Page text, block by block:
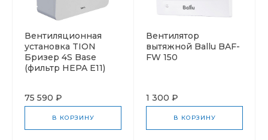
Вентиляционная
установка TION
Бризер 4S Base
(фильтр HEPA Е11)
75 590 ₽
В КОРЗИНУ
Вентилятор
вытяжной Ballu BAF-
FW 150
1 300 ₽
В КОРЗИНУ